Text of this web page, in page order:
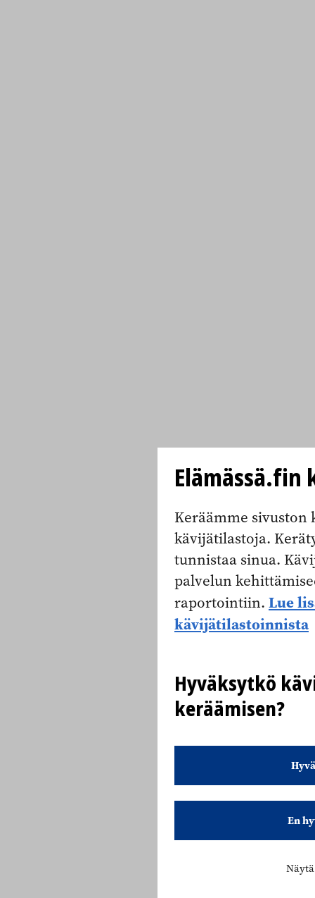
Keräämme sivuston
kävijätilastoja.
tunnistaa sinua.
palvelun
raportointiin. Lue
kävijätilastoinnista
Hyväksytkö
keräämisen?
En